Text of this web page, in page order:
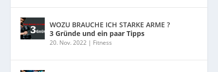
WOZU BRAUCHE ICH STARKE ARME ?
3 Gründe und ein paar Tipps
20. Nov. 2022 | Fitness